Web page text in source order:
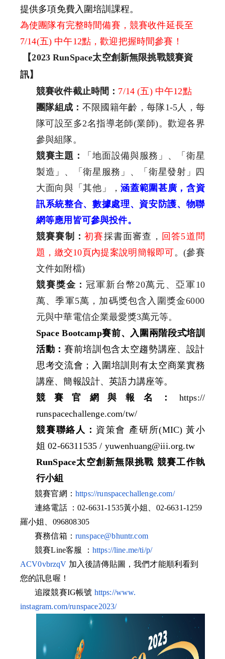
提供多項免費入圍培訓課程。
為使團隊有完整時間備賽，競賽收件延長至
7/14(五) 中午12點，歡迎把握時間參賽！
【2023 RunSpace太空創新無限挑戰競賽資
訊】
競賽收件截止時間： 7/14 (五) 中午12點
團隊組成： 不限國籍年齡，每隊1-5人，每
隊可設至多2名指導老師(業師)。歡迎各界
參與組隊。
競賽主題：
「地面設備與服務」、「衛星
製造」、「衛星服務」、「 衛星發射」四
大面向與「其他」，涵蓋範圍甚廣，含資
訊系統整合、 數據處理、資安防護、物聯
網等應用皆可參與投件。
競賽賽制：初賽採書面審查， 回答5道問
題，繳交10頁內提案說明 簡報即可。(參賽
文件如附檔)
競賽獎金： 冠軍新台幣20萬元、亞軍 10
萬、季軍5萬， 加碼獎包含入圍獎金6000
元與中華電信企業最愛獎3萬元等。
Space Bootcamp賽前、入圍兩階段式培訓
活動： 賽前培訓包含太空趨勢講座、設計
思考交流會；入圍培訓則有太空商業實務
講座、簡報設計、英語力講座等。
競賽官網與報名： https://
runspacechallenge.com/tw/
競賽聯絡人： 資策會 產研所(MIC)黃小
姐 02-66311535 / yuwenhuang@iii.org.tw
RunSpace太空創新無限挑戰 競賽工作執
行小組
競賽官網： https://runspacechallenge.com/
連絡電話 ：02-6631-1535黃小姐、02-6631-1259
羅小姐、096808305
賽務信箱： runspace@bhuntr.com
競賽Line客服 ： https://line.me/ti/p/
ACV0vbrzqV 加入後請傳貼圖，我們才能順利看到
您的訊息喔！
追蹤競賽IG帳號 https://www.
instagram.com/runspace2023/